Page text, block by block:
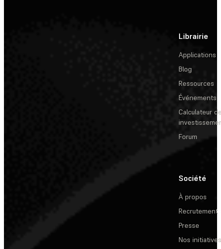
Librairie
Applications
Blog
Ressources
Événements
Calculateur
Forum
Société
À propos
Recrutement
Presse
Nos initiatives